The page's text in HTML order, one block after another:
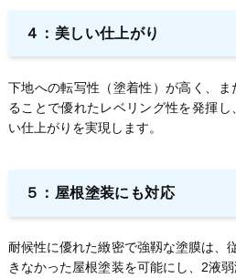
４：美しい仕上がり
下地への転写性（塗着性）が高く、
ることで優れたレベリング性を発揮
い仕上がりを実現します。
５：屋根塗装にも対応
耐候性に優れた緻密で強靱な塗膜は、
きなかった屋根塗装を可能にし、2液